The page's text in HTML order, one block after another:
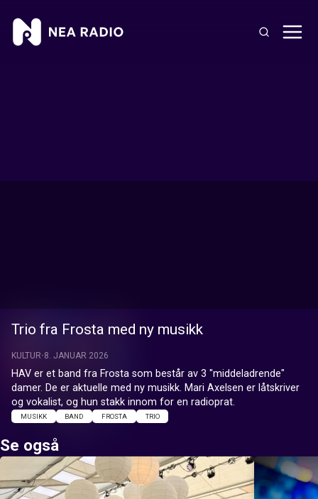
Trio fra Frosta med ny musikk
KULTUR 8. JANUAR 2026
HAV er et band fra Frosta som består av 3 "middeladrende"
damer. De er aktuelle med ny musikk. Mari Axelsen er låtskriver
og vokalist, og hun stakk innom for en radioprat.
MUSIKK BAND FROSTA TRIO
Se også